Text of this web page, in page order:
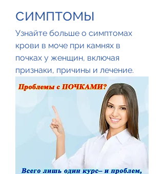
симптомы
Узнайте больше о симптомах
крови в моче при камнях в
почках у женщин, включая
признаки, причины и лечение.